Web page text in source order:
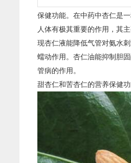
保健功能。在中药中杏仁是
人体有极其重要的作用，其
现杏仁液能降低气管对氨水
蠕动作用。杏仁油能抑制胆
管病的作用。
甜杏仁和苦杏仁的营养保健功